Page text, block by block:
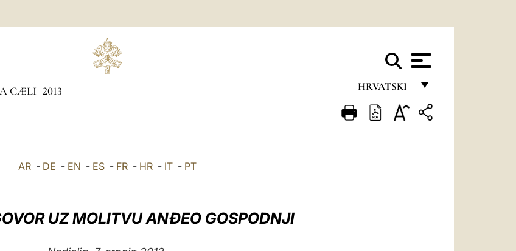
HRVATSKI
FRANÇAIS
CÆLI 2013
AR- DE - EN - ES- FR- HR- IT- PT
UZ MOLITVU ANĐEO GOSPODNJI